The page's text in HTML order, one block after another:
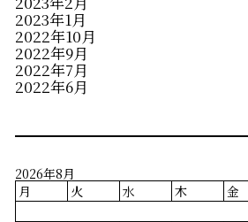
2023年1月
2022年10月
2022年9月
2022年7月
2022年6月
2026年8月
月
火 水 木 金